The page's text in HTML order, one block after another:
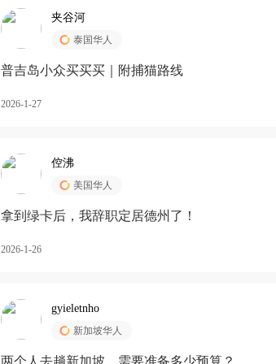
夹谷河
泰国华人
️普吉岛小众买买买｜附捕猫路线
2026-1-27
倥沸
美国华人
拿到绿卡后，我辞职定居德州了！
2026-1-26
gyieletnho
新加坡华人
两个人去趟新加坡，需要准备多少预算？